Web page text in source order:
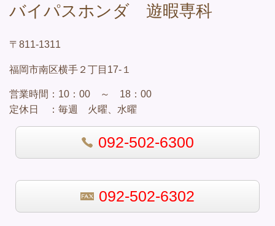
バイパスホンダ 遊暇専科
〒811-1311
福岡市南区横手２丁目17-１
営業時間： 10：00 ～ 18：00
定休日 ： 毎週 火曜、水曜
092-502-6300
092-502-6302